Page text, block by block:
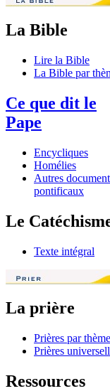
La Bible
Lire la Bible
La Bible par
Ce que dit le
Pape
Encycliques
Homélies
Autres
pontificaux
Le
Texte intégral
La prière
Prières par
Prières
Ressources